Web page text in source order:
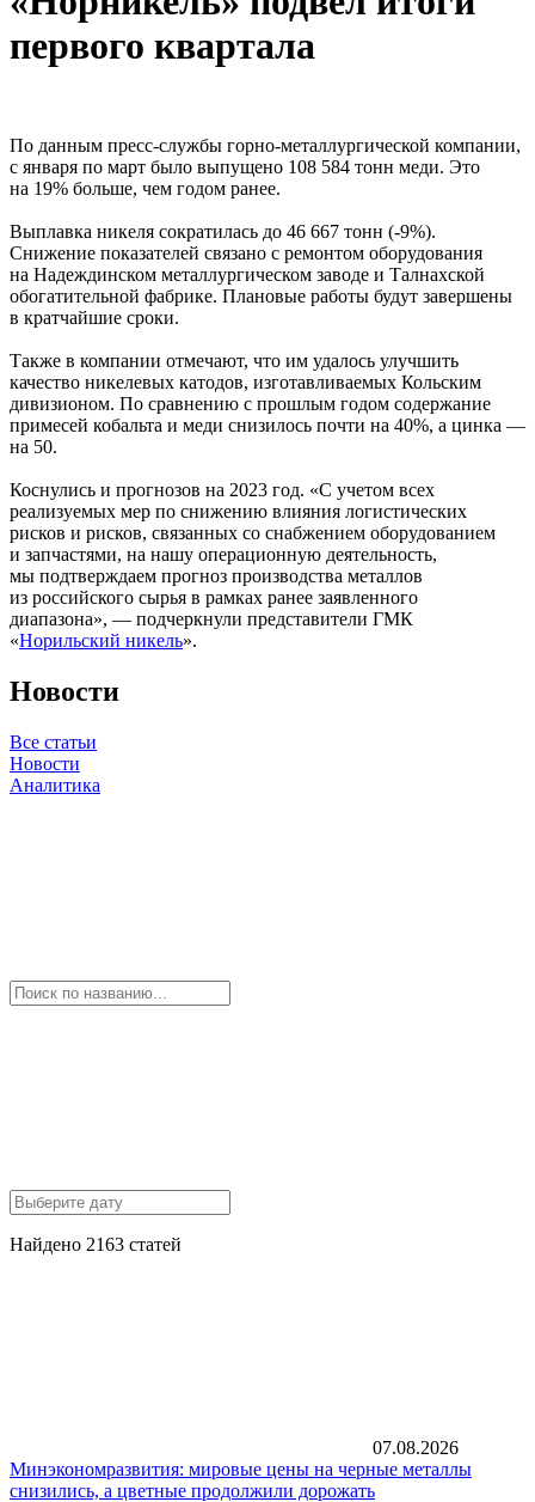
первого квартала
По данным пресс-службы горно-металлургической компании,
с января по март было выпущено 108 584 тонн меди. Это
на 19% больше, чем годом ранее.
Выплавка никеля сократилась до 46 667 тонн (-9%).
Снижение показателей связано с ремонтом оборудования
на Надеждинском металлургическом заводе и Талнахской
обогатительной фабрике. Плановые работы будут завершены
в кратчайшие сроки.
Также в компании отмечают, что им удалось улучшить
качество никелевых катодов, изготавливаемых Кольским
дивизионом. По сравнению с прошлым годом содержание
примесей кобальта и меди снизилось почти на 40%, а цинка —
на 50.
Коснулись и прогнозов на 2023 год. «С учетом всех
реализуемых мер по снижению влияния логистических
рисков и рисков, связанных со снабжением оборудованием
и запчастями, на нашу операционную деятельность,
мы подтверждаем прогноз производства металлов
из российского сырья в рамках ранее заявленного
диапазона», — подчеркнули представители ГМК
«Норильский никель».
Новости
Все статьи
Новости
Аналитика
Найдено 2163 статей
07.08.2026
Минэкономразвития: мировые цены на черные металлы
снизились, а цветные продолжили дорожать